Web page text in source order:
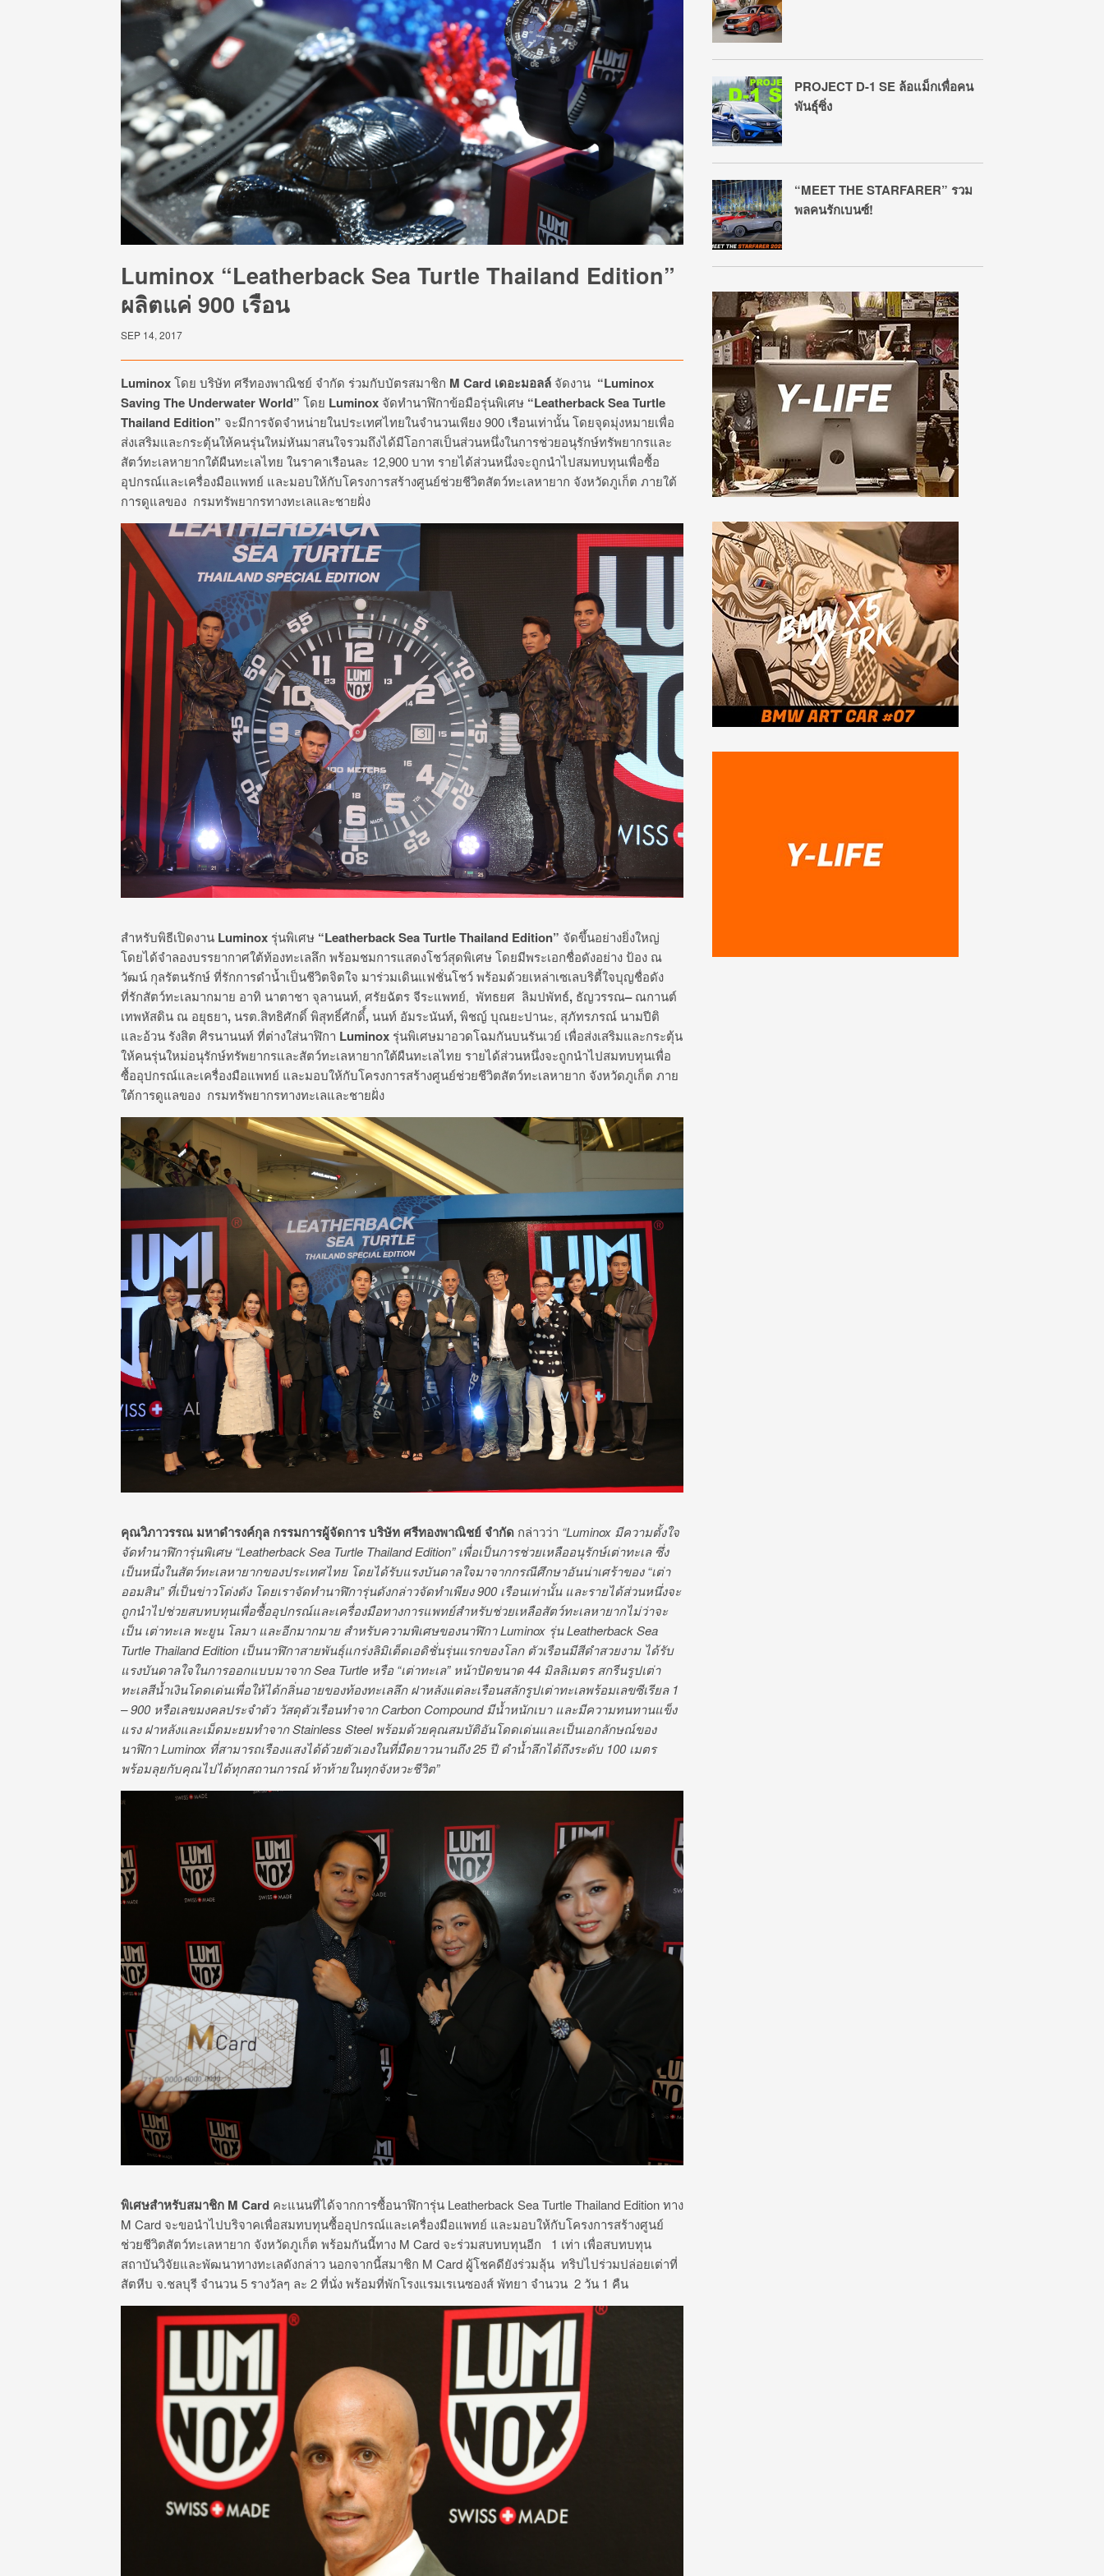
Luminox “Leatherback Sea Turtle Thailand Edition”
ผลิตแค่ 900 เรือน
SEP 14, 2017
Luminoxโดย บริษัท ศรีทองพาณิชย์ จำกัด ร่วมกับบัตรสมาชิก M Card เดอะมอลล์ จัดงาน “Luminox
Saving The Underwater World” โดย Luminox จัดทำนาฬิกาข้อมือรุ่นพิเศษ “Leatherback Sea Turtle
Thailand Edition” จะมีการจัดจำหน่ายในประเทศไทยในจำนวนเพียง 900 เรือนเท่านั้น โดยจุดมุ่งหมายเพื่อ
ส่งเสริมและกระตุ้นให้คนรุ่นใหม่หันมาสนใจรวมถึงได้มีโอกาสเป็นส่วนหนึ่งในการช่วยอนุรักษ์ทรัพยากรและ
สัตว์ทะเลหายากใต้ผืนทะเลไทย ในราคาเรือนละ 12,900 บาท รายได้ส่วนหนึ่งจะถูกนำไปสมทบทุนเพื่อซื้อ
อุปกรณ์และเครื่องมือแพทย์ และมอบให้กับโครงการสร้างศูนย์ช่วยชีวิตสัตว์ทะเลหายาก จังหวัดภูเก็ต ภายใต้
การดูแลของ กรมทรัพยากรทางทะเลและชายฝั่ง
สำหรับพิธีเปิดงาน Luminox รุ่นพิเศษ “Leatherback Sea TurtleThailand Edition” จัดขึ้นอย่างยิ่งใหญ่
โดยได้จำลองบรรยากาศใต้ท้องทะเลลึก พร้อมชมการแสดงโชว์สุดพิเศษ โดยมีพระเอกชื่อดังอย่าง ป้อง ณ
วัฒน์ กุลรัตนรักษ์ ที่รักการดำน้ำเป็นชีวิตจิตใจ มาร่วมเดินแฟชั่นโชว์ พร้อมด้วยเหล่าเซเลบริตี้ใจบุญชื่อดัง
ที่รักสัตว์ทะเลมากมาย อาทิ นาตาชา จุลานนท์, ศรัยฉัตร จีระแพทย์, พัทธยศ ลิมปพัทธ์, ธัญวรรณ–ณกานต์​
เทพหัสดิน ณ อยุธยา, นรต.​สิทธิศักดิ์ พิสุทธิ์ศักดิ์์, นนท์ อัมระนันท์,พิชญ์ บุณยะปานะ, สุภัทรภรณ์ นามปีติ
และอ้วน รังสิต ศิรนานนท์ ที่ต่างใส่นาฬิกา Luminox รุ่นพิเศษมาอวดโฉมกันบนรันเวย์ เพื่อส่งเสริมและกระตุ้น
ให้คนรุ่นใหม่อนุรักษ์ทรัพยากรและสัตว์ทะเลหายากใต้ผืนทะเลไทย รายได้ส่วนหนึ่งจะถูกนำไปสมทบทุนเพื่อ
ซื้ออุปกรณ์และเครื่องมือแพทย์ และมอบให้กับโครงการสร้างศูนย์ช่วยชีวิตสัตว์ทะเลหายาก จังหวัดภูเก็ต ภาย
ใต้การดูแลของ กรมทรัพยากรทางทะเลและชายฝั่ง
คุณวิภาวรรณ มหาดำรงค์กุล กรรมการผู้จัดการ บริษัท ศรีทองพาณิชย์ จำกัด กล่าวว่า “Luminox มีความตั้งใจ
จัดทำนาฬิการุ่นพิเศษ “Leatherback Sea Turtle Thailand Edition” เพื่อเป็นการช่วยเหลืออนุรักษ์เต่าทะเล ซึ่ง
เป็นหนึ่งในสัตว์ทะเลหายากของประเทศไทย โดยได้รับแรงบันดาลใจมาจากกรณีศึกษาอันน่าเศร้าของ “เต่า
ออมสิน” ที่เป็นข่าวโด่งดัง โดยเราจัดทำนาฬิการุ่นดังกล่าวจัดทำเพียง 900 เรือนเท่านั้น และรายได้ส่วนหนึ่งจะ
ถูกนำไปช่วยสบทบทุนเพื่อซื้ออุปกรณ์และเครื่องมือทางการแพทย์สำหรับช่วยเหลือสัตว์ทะเลหายากไม่ว่าจะ
เป็น เต่าทะเล พะยูน โลมา และอีกมากมาย สำหรับความพิเศษของนาฬิกา Luminox รุ่นLeatherback Sea
Turtle Thailand Edition เป็นนาฬิกาสายพันธุ์แกร่งลิมิเต็ดเอดิชั่นรุ่นแรกของโลก ตัวเรือนมีสีดำสวยงาม ได้รับ
แรงบันดาลใจในการออกแบบมาจากSea Turtle หรือ “เต่าทะเล” หน้าปัดขนาด 44 มิลลิเมตร สกรีนรูปเต่า
ทะเลสีน้ำเงินโดดเด่นเพื่อให้ได้กลิ่นอายของท้องทะเลลึก ฝาหลังแต่ละเรือนสลักรูปเต่าทะเลพร้อมเลขซีเรียล 1
– 900 หรือเลขมงคลประจำตัว วัสดุตัวเรือนทำจาก Carbon Compound มีน้ำหนักเบา และมีความทนทานแข็ง
แรง ฝาหลังและเม็ดมะยมทำจาก Stainless Steel พร้อมด้วยคุณสมบัติอันโดดเด่นและเป็นเอกลักษณ์ของ
นาฬิกา Luminox ที่สามารถเรืองแสงได้ด้วยตัวเองในที่มืดยาวนานถึง 25 ปี ดำน้ำลึกได้ถึงระดับ 100 เมตร
พร้อมลุยกับคุณไปได้ทุกสถานการณ์ ท้าท้ายในทุกจังหวะชีวิต”
พิเศษสำหรับสมาชิก M Card คะแนนที่ได้จากการซื้อนาฬิการุ่น Leatherback Sea Turtle Thailand Edition ทาง
M Card จะขอนำไปบริจาคเพื่อสมทบทุนซื้ออุปกรณ์และเครื่องมือแพทย์ และมอบให้กับโครงการสร้างศูนย์
ช่วยชีวิตสัตว์ทะเลหายาก จังหวัดภูเก็ต พร้อมกันนี้ทาง M Card จะร่วมสบทบทุนอีก 1 เท่า เพื่อสบทบทุน
สถาบันวิจัยและพัฒนาทางทะเลดังกล่าว นอกจากนี้สมาชิก M Card ผู้โชคดียังร่วมลุ้น ทริปไปร่วมปล่อยเต่าที่
สัตหีบ จ.ชลบุรี จำนวน 5 รางวัลๆ ละ 2 ที่นั่ง พร้อมที่พักโรงแรมเรเนซองส์ พัทยา จำนวน 2 วัน 1 คืน
PROJECT D-1 SE ล้อแม็กเพื่อคน
พันธุ์ซิ่ง
“MEET THE STARFARER” รวม
พลคนรักเบนซ์!